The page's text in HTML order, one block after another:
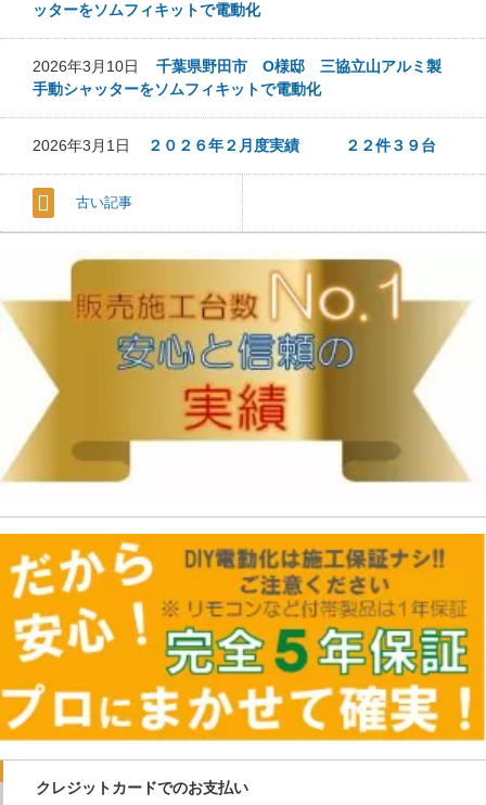
ッターをソムフィキットで電動化
2026年3月10日 千葉県野田市 O様邸 三協立山アルミ製
手動シャッターをソムフィキットで電動化
2026年3月1日 ２０２６年２月度実績 ２２件３９台
古い記事
クレジットカードでのお支払い